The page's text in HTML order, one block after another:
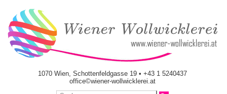
1070 Wien, Schottenfeldgasse 19 • +43 1 5240437
office©wiener-wollwicklerei.at